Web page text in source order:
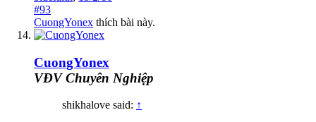
#93
CuongYonex thích bài này.
CuongYonex
VĐV Chuyên Nghiệp
shikhalove said: ↑